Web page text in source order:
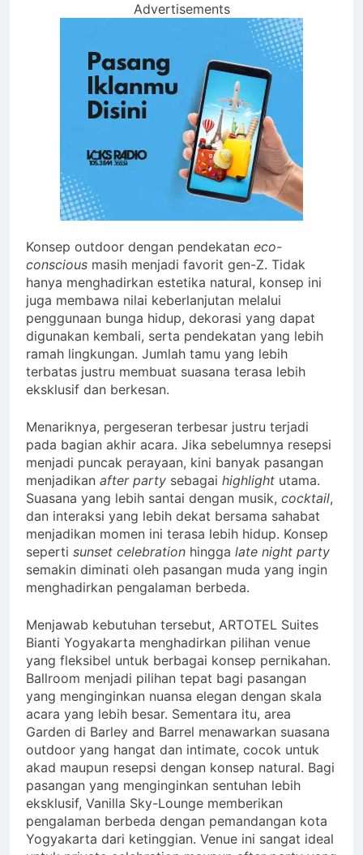
Advertisements
Konsep outdoor dengan pendekatan eco-
conscious masih menjadi favorit gen-Z. Tidak
hanya menghadirkan estetika natural, konsep ini
juga membawa nilai keberlanjutan melalui
penggunaan bunga hidup, dekorasi yang dapat
digunakan kembali, serta pendekatan yang lebih
ramah lingkungan. Jumlah tamu yang lebih
terbatas justru membuat suasana terasa lebih
eksklusif dan berkesan.
Menariknya, pergeseran terbesar justru terjadi
pada bagian akhir acara. Jika sebelumnya resepsi
menjadi puncak perayaan, kini banyak pasangan
menjadikan after party sebagai highlight utama.
Suasana yang lebih santai dengan musik, cocktail,
dan interaksi yang lebih dekat bersama sahabat
menjadikan momen ini terasa lebih hidup. Konsep
seperti sunset celebration hingga late night party
semakin diminati oleh pasangan muda yang ingin
menghadirkan pengalaman berbeda.
Menjawab kebutuhan tersebut, ARTOTEL Suites
Bianti Yogyakarta menghadirkan pilihan venue
yang fleksibel untuk berbagai konsep pernikahan.
Ballroom menjadi pilihan tepat bagi pasangan
yang menginginkan nuansa elegan dengan skala
acara yang lebih besar. Sementara itu, area
Garden di Barley and Barrel menawarkan suasana
outdoor yang hangat dan intimate, cocok untuk
akad maupun resepsi dengan konsep natural. Bagi
pasangan yang menginginkan sentuhan lebih
eksklusif, Vanilla Sky-Lounge memberikan
pengalaman berbeda dengan pemandangan kota
Yogyakarta dari ketinggian. Venue ini sangat ideal